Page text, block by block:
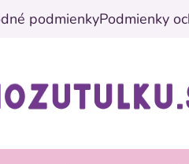
podmienkyPodmienky